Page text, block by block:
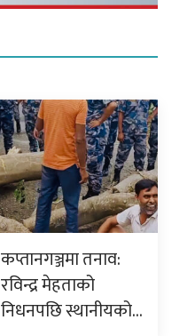
कप्तानगञ्जमा तनाव:
रविन्द्र मेहताको
निधनपछि स्थानीयको…